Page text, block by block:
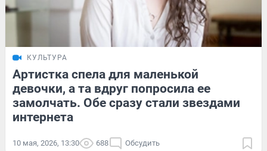
КУЛЬТУРА
Артистка спела для маленькой
девочки, а та вдруг попросила ее
замолчать. Обе сразу стали звездами
интернета
10 мая, 2026, 13:30 688 Обсудить